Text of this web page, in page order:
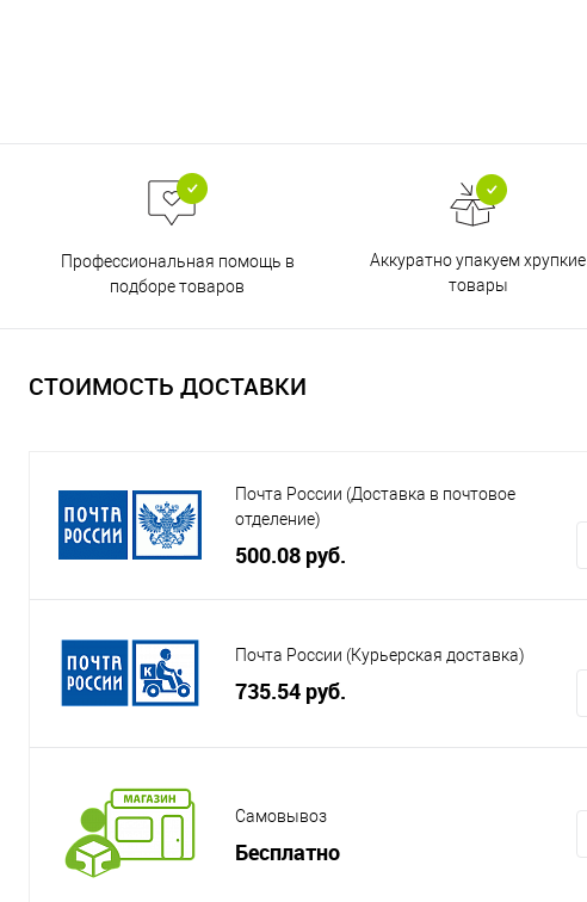
Профессиональная помощь в
подборе товаров
Аккуратно упакуем хрупкие
товары
СТОИМОСТЬ ДОСТАВКИ
Почта России (Доставка в почтовое
отделение)
500.08 руб.
Почта России (Курьерская доставка)
735.54 руб.
Самовывоз
Бесплатно